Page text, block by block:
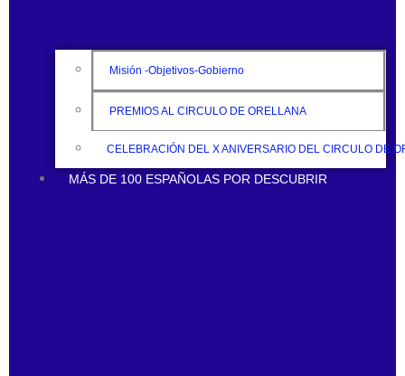
Misión -Objetivos-Gobierno
PREMIOS AL CIRCULO DE ORELLANA
CELEBRACIÓN DEL X ANIVERSARIO DEL CIRCULO DE
MÁS DE 100 ESPAÑOLAS POR DESCUBRIR